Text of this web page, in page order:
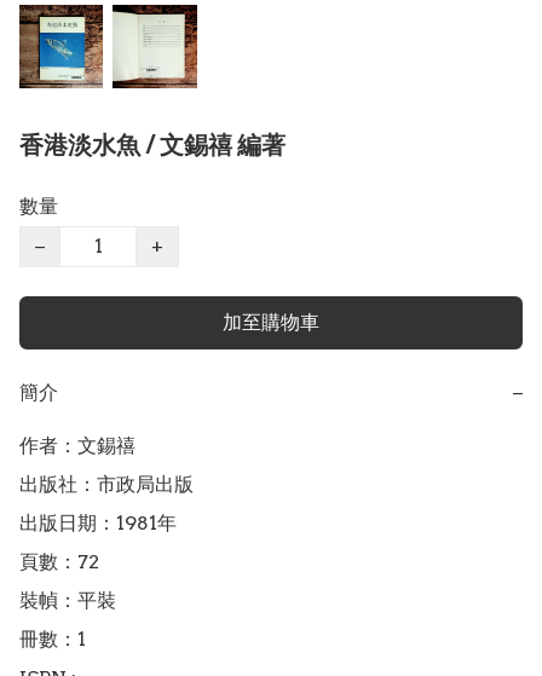
香港淡水魚 / 文錫禧 編著
數量
−
+
加至購物車
簡介 −
作者：文錫禧
出版社：市政局出版
出版日期：1981年
頁數：72
裝幀：平裝
冊數：1